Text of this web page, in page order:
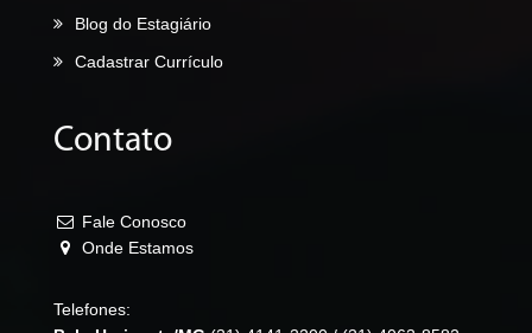
Blog do Estagiário
Cadastrar Currículo
Contato
Fale Conosco
Onde Estamos
Telefones: